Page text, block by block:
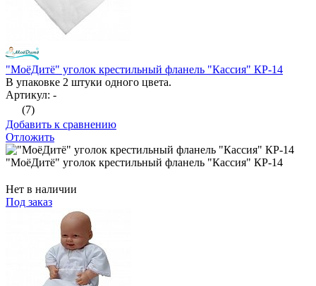
"МоёДитё" уголок крестильный фланель "Кассия" КР-14
В упаковке 2 штуки одного цвета.
Артикул: -
(7)
Добавить к сравнению
Отложить
"МоёДитё" уголок крестильный фланель "Кассия" КР-14
Нет в наличии
Под заказ